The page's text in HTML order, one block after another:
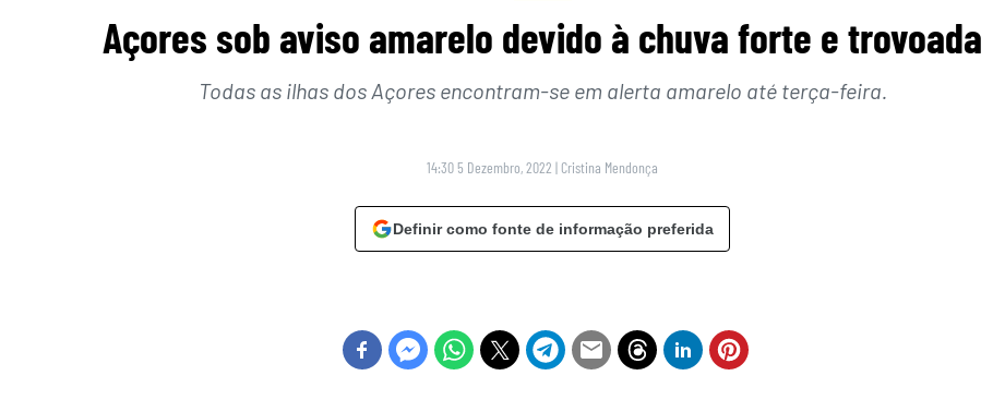
Açores sob aviso amarelo devido à chuva forte e trovoada
Todas as ilhas dos Açores encontram-se em alerta amarelo até terça-feira.
14:30 5 Dezembro, 2022 | Cristina Mendonça
Definir como fonte de informação preferida